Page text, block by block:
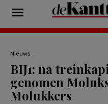
Nieuws
BIJ1: na
genomen
Molukkers